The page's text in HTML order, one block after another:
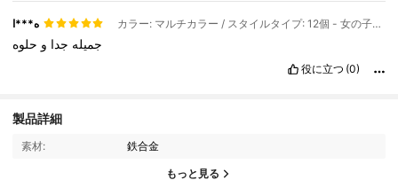
ه***ا カラー: マルチカラー / スタイルタイプ: 12個 - 女の子はもっと欲しい
جميله جدا و حلوه
役に立つ (0)
製品詳細
素材: 鉄合金
もっと見る
2.3K フォロワー